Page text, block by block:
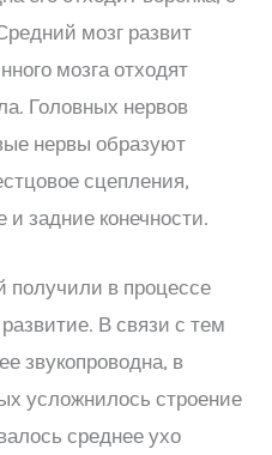
мозг развит
мозга отходят
Головных нервов
нервы образуют
сцепления,
задние конечности.
в процессе
В связи с тем
звукопроводна, в
усложнилось строение
среднее ухо